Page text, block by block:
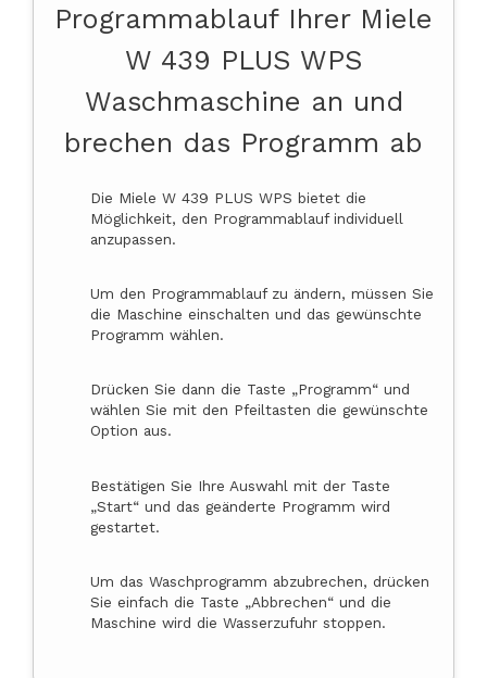
Programmablauf Ihrer Miele
W 439 PLUS WPS
Waschmaschine an und
brechen das Programm ab
Die Miele W 439 PLUS WPS bietet die
Möglichkeit, den Programmablauf individuell
anzupassen.
Um den Programmablauf zu ändern, müssen Sie
die Maschine einschalten und das gewünschte
Programm wählen.
Drücken Sie dann die Taste „Programm“ und
wählen Sie mit den Pfeiltasten die gewünschte
Option aus.
Bestätigen Sie Ihre Auswahl mit der Taste
„Start“ und das geänderte Programm wird
gestartet.
Um das Waschprogramm abzubrechen, drücken
Sie einfach die Taste „Abbrechen“ und die
Maschine wird die Wasserzufuhr stoppen.